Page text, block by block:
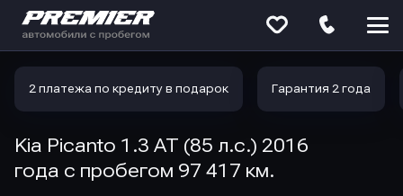
2 платежа по кредиту в подарок Гарантия 2 года
Kia Picanto 1.3 AT (85 л.с.) 2016
года с пробегом 97 417 км.